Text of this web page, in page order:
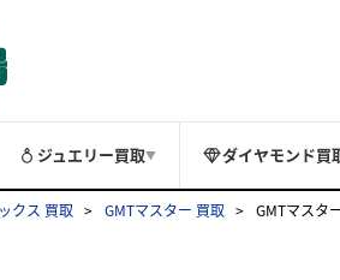
ジュエリー買取▼ ダイヤモンド買
クス 買取 GMTマスター 買取 GMTマスタ